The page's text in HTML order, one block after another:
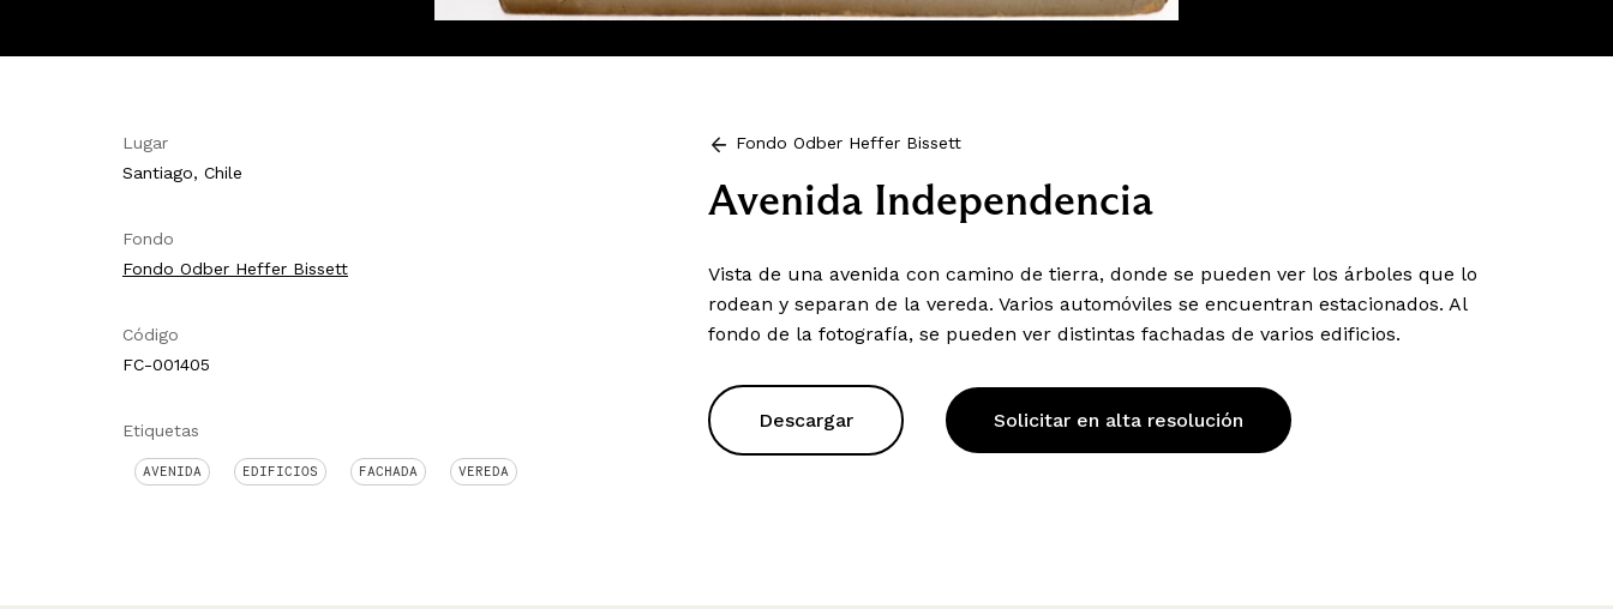
Lugar
Santiago, Chile
Fondo
Fondo Odber Heffer Bissett
Código
FC-001405
Etiquetas
AVENIDA EDIFICIOS FACHADA VEREDA
Fondo Odber Heffer Bissett
Avenida Independencia
Vista de una avenida con camino de tierra, donde se pueden ver los árboles que lo
rodean y separan de la vereda. Varios automóviles se encuentran estacionados. Al
fondo de la fotografía, se pueden ver distintas fachadas de varios edificios.
Descargar Solicitar en alta resolución